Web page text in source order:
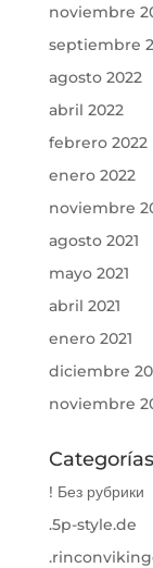
noviembre
septiembre
agosto 2022
abril 2022
febrero 2022
enero 2022
noviembre
agosto 2021
mayo 2021
abril 2021
enero 2021
diciembre
noviembre
Categorías
! Без рубрики
.5p-style.de